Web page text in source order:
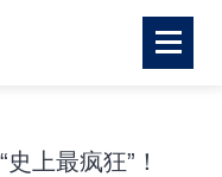
上最疯狂”！